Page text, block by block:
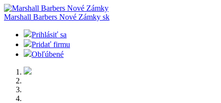
Marshall Barbers Nové Zámky sk
Prihlásiť sa
Pridať firmu
Obľúbené